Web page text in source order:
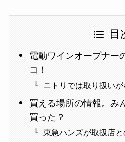
目
電動ワインオープナー
コ！
ニトリでは取り扱い
買える場所の情報。み
買った？
東急ハンズが取扱店と